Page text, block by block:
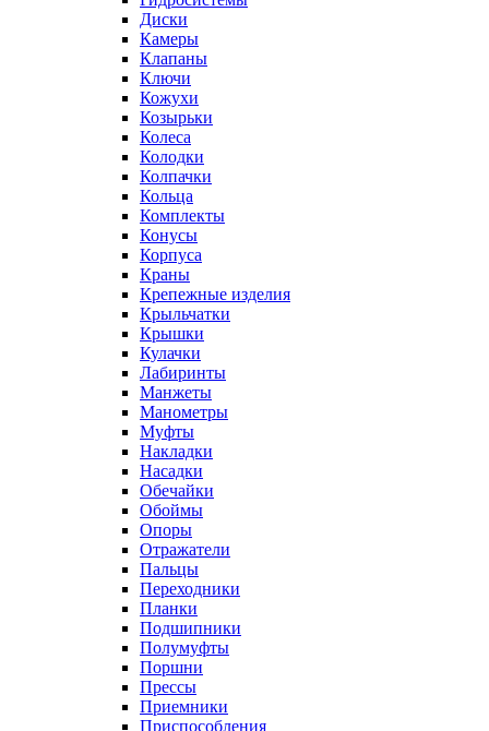
Диски
Камеры
Клапаны
Ключи
Кожухи
Козырьки
Колеса
Колодки
Колпачки
Кольца
Комплекты
Конусы
Корпуса
Краны
Крепежные изделия
Крыльчатки
Крышки
Кулачки
Лабиринты
Манжеты
Манометры
Муфты
Накладки
Насадки
Обечайки
Обоймы
Опоры
Отражатели
Пальцы
Переходники
Планки
Подшипники
Полумуфты
Поршни
Прессы
Приемники
Приспособления